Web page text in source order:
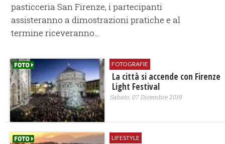
pasticceria San Firenze, i partecipanti
assisteranno a dimostrazioni pratiche e al
termine riceveranno...
FOTOGRAFIE
La città si accende con Firenze
Light Festival
Sabato, 07 Dicembre 2019
LIFESTYLE